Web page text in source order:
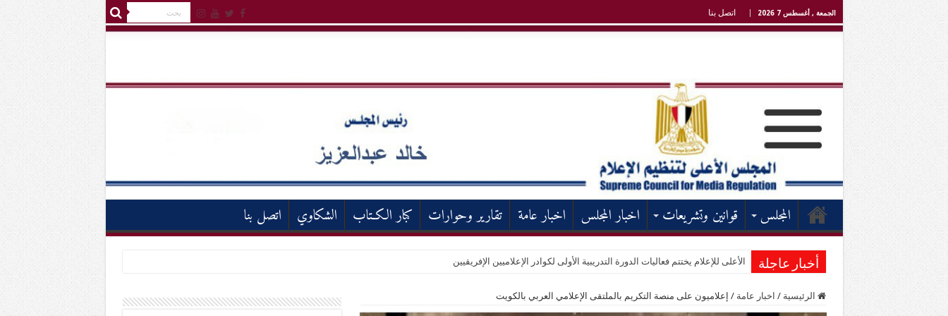
الجمعة , أغسطس 7 2026 اتصل بنا
المجلس قوانين وتشريعات اخبار المجلس اخبار عامة تقارير وحوارات كبار الكـتاب الشكاوي اتصل بنا
أخبار عاجلة الأعلى للإعلام يختتم فعاليات الدورة التدريبية الأولى لكوادر الإعلاميين الإفريقيين
الرئيسية / اخبار عامة / إعلاميون على منصة التكريم بالملتقى الإعلامي العربي بالكويت